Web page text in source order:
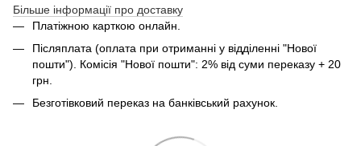
Більше інформації про доставку
Платіжною карткою онлайн.
Післяплата (оплата при отриманні у відділенні "Нової
пошти"). Комісія "Нової пошти": 2% від суми переказу + 20
грн.
Безготівковий переказ на банківський рахунок.